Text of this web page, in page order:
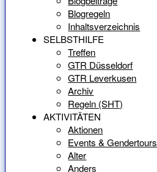
Blogregeln
Inhaltsverzeichnis
SELBSTHILFE
Treffen
GTR Düsseldorf
GTR Leverkusen
Archiv
Regeln (SHT)
AKTIVITÄTEN
Aktionen
Events & Gendertours
Alter
Anders